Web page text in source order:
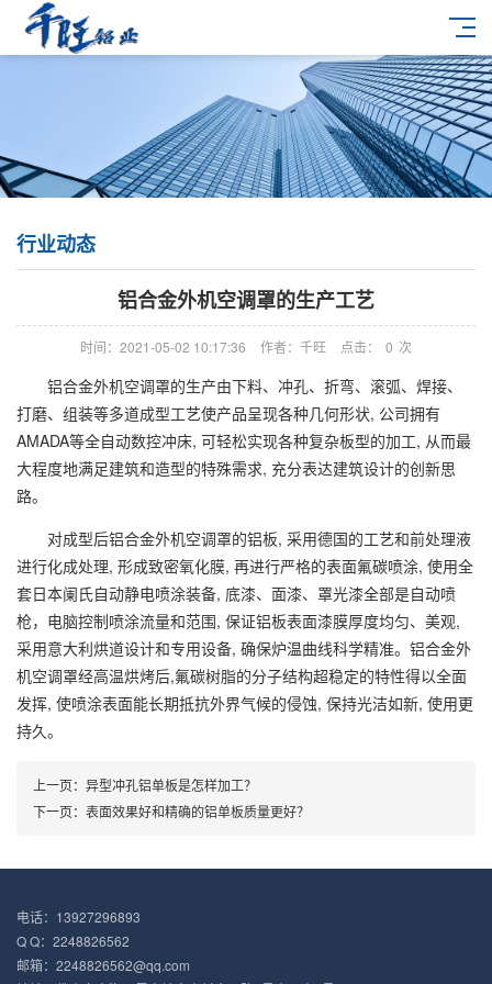
行业动态
铝合金外机空调罩的生产工艺
时间：2021-05-02 10:17:36 作者：千旺 点击： 0 次
铝合金外机空调罩的生产由下料、冲孔、折弯、滚弧、焊接、
打磨、组装等多道成型工艺使产品呈现各种几何形状, 公司拥有
AMADA等全自动数控冲床, 可轻松实现各种复杂板型的加工, 从而最
大程度地满足建筑和造型的特殊需求, 充分表达建筑设计的创新思
路。
对成型后铝合金外机空调罩的铝板, 采用德国的工艺和前处理液
进行化成处理, 形成致密氧化膜, 再进行严格的表面氟碳喷涂, 使用全
套日本阑氏自动静电喷涂装备, 底漆、面漆、罩光漆全部是自动喷
枪，电脑控制喷涂流量和范围, 保证铝板表面漆膜厚度均匀、美观,
采用意大利烘道设计和专用设备, 确保炉温曲线科学精准。铝合金外
机空调罩经高温烘烤后,氟碳树脂的分子结构超稳定的特性得以全面
发挥, 使喷涂表面能长期抵抗外界气候的侵蚀, 保持光洁如新, 使用更
持久。
上一页： 异型冲孔铝单板是怎样加工？
下一页： 表面效果好和精确的铝单板质量更好？
电话：13927296893
Q Q：2248826562
邮箱：2248826562@qq.com